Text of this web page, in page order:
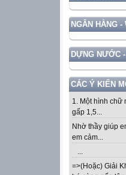
NGÂN HÀNG -
DỰNG NƯỚC
CÁC Ý KIẾN
1. Một hình chữ
gấp 1,5...
Nhờ thầy giúp
em cảm...
...
=>(Hoặc) Giải